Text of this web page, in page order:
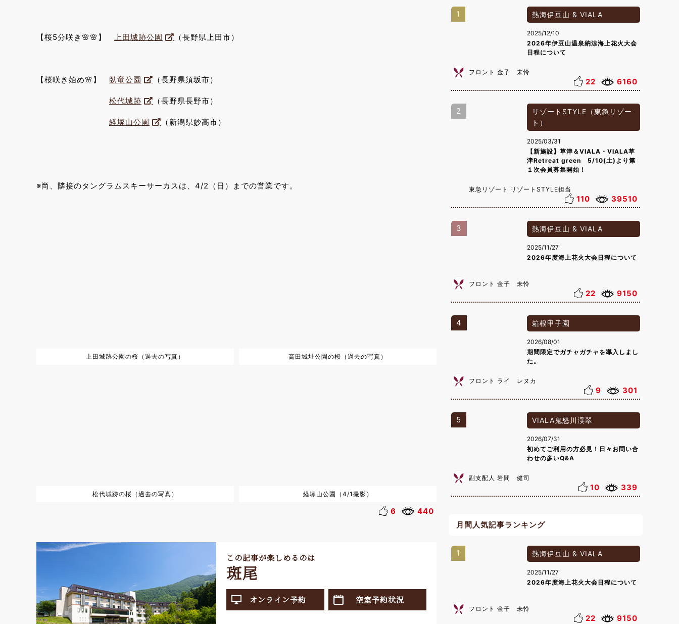
【桜5分咲き🌸🌸】 上田城跡公園 （長野県上田市）
【桜咲き始め🌸】 臥竜公園 （長野県須坂市）
松代城跡 （長野県長野市）
経塚山公園 （新潟県妙高市）
※尚、隣接のタングラムスキーサーカスは、4/2（日）までの営業です。
上田城跡公園の桜（過去の写真） 高田城址公園の桜（過去の写真）
松代城跡の桜（過去の写真） 経塚山公園（4/1撮影）
6 440
この記事が楽しめるのは
斑尾
オンライン予約 空室予約状況
1 熱海伊豆山 & VIALA
2025/12/10
2026年伊豆山温泉納涼海上花火大会
日程について
フロント 金子 未怜
22 6160
2
リゾートSTYLE（東急リゾー
ト）
2025/03/31
【新施設】草津＆VIALA・VIALA草
津Retreat green 5/10(土)より第
１次会員募集開始！
東急リゾート リゾートSTYLE担当
110 39510
3 熱海伊豆山 & VIALA
2025/11/27
2026年度海上花火大会日程について
フロント 金子 未怜
22 9150
4 箱根甲子園
2026/08/01
期間限定でガチャガチャを導入しまし
た。
フロント ライ レヌカ
9 301
5 VIALA鬼怒川渓翠
2026/07/31
初めてご利用の方必見！日々お問い合
わせの多いQ&A
副支配人 岩間 健司
10 339
月間人気記事ランキング
1 熱海伊豆山 & VIALA
2025/11/27
2026年度海上花火大会日程について
フロント 金子 未怜
22 9150